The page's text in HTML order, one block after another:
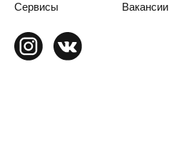
Сервисы Вакансии